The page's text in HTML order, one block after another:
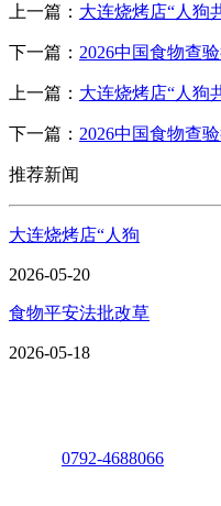
上一篇： 大连烧烤店“人狗
下一篇： 2026中国食物查
上一篇： 大连烧烤店“人狗
下一篇： 2026中国食物查
推荐新闻
大连烧烤店“人狗
2026-05-20
食物平安法批改草
2026-05-18
0792-4688066